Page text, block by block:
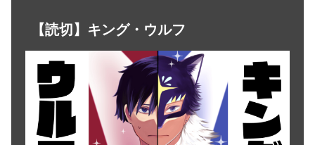
【読切】キング・ウルフ